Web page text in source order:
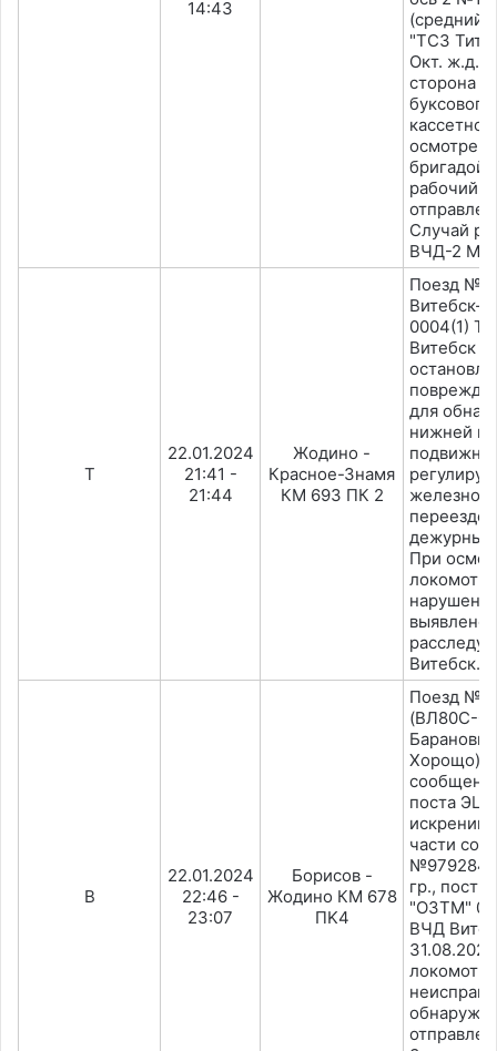
14:43
(средний
"ТСЗ
Окт. ж.д.
сторона
буксового
осмотре
бригадой
рабочий
Случай
ВЧД-2
T
22.01.2024
21:41 -
21:44
Жодино -
Красное-Знамя
КМ 693 ПК 2
Поезд
Витебск-
0004(1)
Витебск
для
нижней
переезде
дежурным
При
Витебск.
В
22.01.2024
22:46 -
23:07
Борисов -
Жодино КМ 678
ПK4
Поезд
(ВЛ80С-
Хорощо)
поста ЭЦ
искрении
части
гр.,
"ОЗТМ"
ВЧД